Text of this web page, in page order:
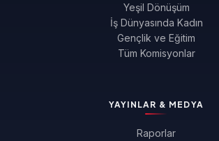
Yeşil Dönüşüm
İş Dünyasında Kadın
Gençlik ve Eğitim
Tüm Komisyonlar
YAYINLAR & MEDYA
Raporlar